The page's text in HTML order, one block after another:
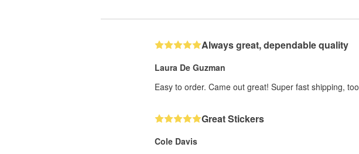
Always great, dependable quality
Laura De Guzman
Easy to order. Came out great! Super fast shipping, too
Great Stickers
Cole Davis